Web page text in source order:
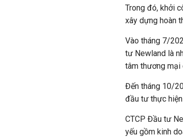
Trong đó, khởi
xây dựng hoàn
Vào tháng 7/
tư Newland là
tâm thương mại
Đến tháng 10/
đầu tư thực
CTCP Đầu tư
yếu gồm kinh